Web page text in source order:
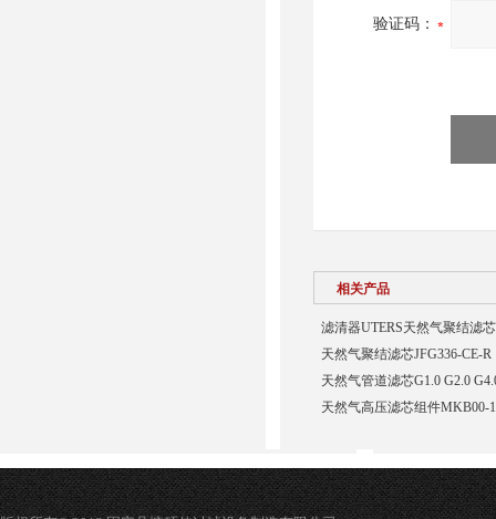
验证码：
相关产品
滤清器UTERS天然气聚结滤芯
天然气聚结滤芯JFG336-CE-R
天然气管道滤芯G1.0 G2.0
天然气高压滤芯组件MKB00-